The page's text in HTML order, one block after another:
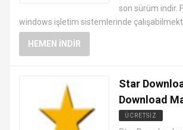
son sürüm indir.
windows işletim sistemlerinde
HEMEN İNDIR
Star
Download
ÜCRETSIZ